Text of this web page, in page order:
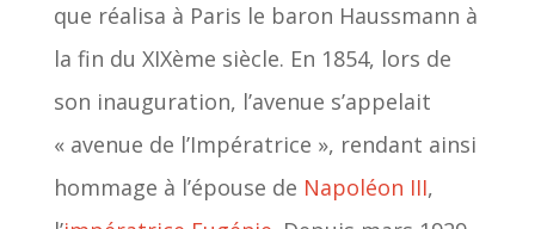
que réalisa à Paris le baron Haussmann à
la fin du XIXème siècle. En 1854, lors de
son inauguration, l’avenue s’appelait
« avenue de l’Impératrice », rendant ainsi
hommage à l’épouse de Napoléon III,